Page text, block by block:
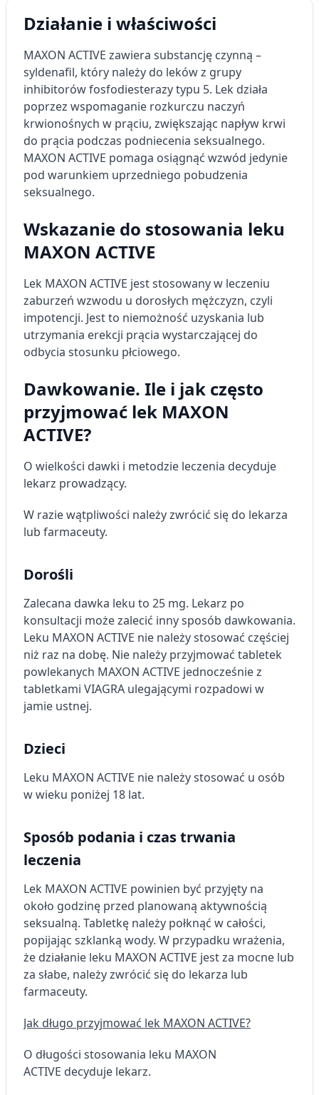
Działanie i właściwości
MAXON ACTIVE zawiera substancję czynną –
syldenafil, który należy do leków z grupy
inhibitorów fosfodiesterazy typu 5. Lek działa
poprzez wspomaganie rozkurczu naczyń
krwionośnych w prąciu, zwiększając napływ krwi
do prącia podczas podniecenia seksualnego.
MAXON ACTIVE pomaga osiągnąć wzwód jedynie
pod warunkiem uprzedniego pobudzenia
seksualnego.
Wskazanie do stosowania leku
MAXON ACTIVE
Lek MAXON ACTIVE jest stosowany w leczeniu
zaburzeń wzwodu u dorosłych mężczyzn, czyli
impotencji. Jest to niemożność uzyskania lub
utrzymania erekcji prącia wystarczającej do
odbycia stosunku płciowego.
Dawkowanie. Ile i jak często
przyjmować lek MAXON
ACTIVE?
O wielkości dawki i metodzie leczenia decyduje
lekarz prowadzący.
W razie wątpliwości należy zwrócić się do lekarza
lub farmaceuty.
Dorośli
Zalecana dawka leku to 25 mg. Lekarz po
konsultacji może zalecić inny sposób dawkowania.
Leku MAXON ACTIVE nie należy stosować częściej
niż raz na dobę. Nie należy przyjmować tabletek
powlekanych MAXON ACTIVE jednocześnie z
tabletkami VIAGRA ulegającymi rozpadowi w
jamie ustnej.
Dzieci
Leku MAXON ACTIVE nie należy stosować u osób
w wieku poniżej 18 lat.
Sposób podania i czas trwania
leczenia
Lek MAXON ACTIVE powinien być przyjęty na
około godzinę przed planowaną aktywnością
seksualną. Tabletkę należy połknąć w całości,
popijając szklanką wody. W przypadku wrażenia,
że działanie leku MAXON ACTIVE jest za mocne lub
za słabe, należy zwrócić się do lekarza lub
farmaceuty.
Jak długo przyjmować lek MAXON ACTIVE?
O długości stosowania leku MAXON
ACTIVE decyduje lekarz.